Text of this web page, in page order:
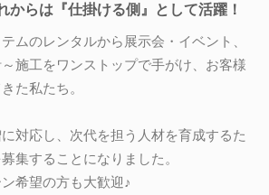
からは『仕掛ける側』として活躍！
ムのレンタルから展示会・イベント、
施工をワンストップで手がけ、お客様
た私たち。
対応し、次代を担う人材を育成するた
集することになりました。
希望の方も大歓迎♪